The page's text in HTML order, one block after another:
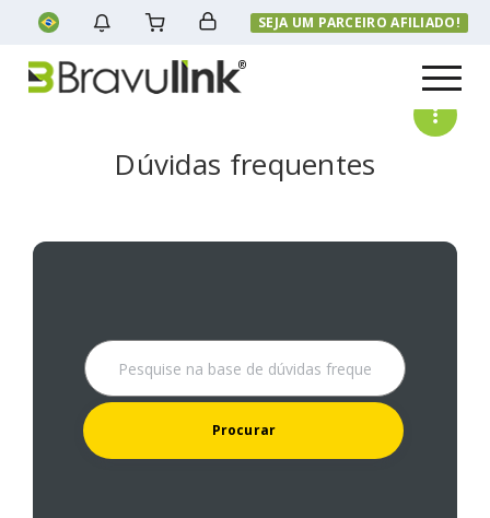
SEJA UM PARCEIRO AFILIADO!
Menu
Dúvidas frequentes